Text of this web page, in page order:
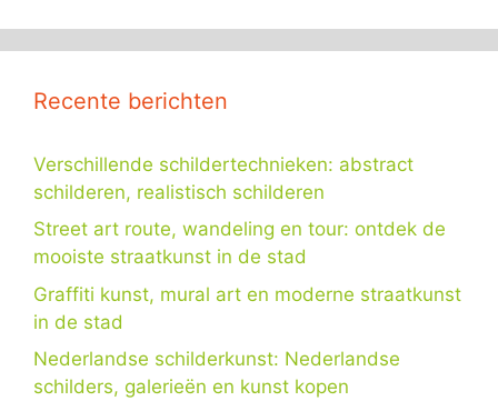
Recente berichten
Verschillende schildertechnieken: abstract
schilderen, realistisch schilderen
Street art route, wandeling en tour: ontdek de
mooiste straatkunst in de stad
Graffiti kunst, mural art en moderne straatkunst
in de stad
Nederlandse schilderkunst: Nederlandse
schilders, galerieën en kunst kopen